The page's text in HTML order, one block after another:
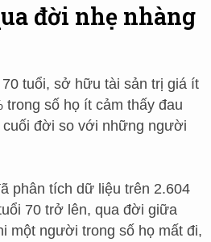
đời nhẹ nhàng
tuổi, sở hữu tài sản trị giá ít
trong số họ ít cảm thấy đau
đời so với những người
phân tích dữ liệu trên 2.604
70 trở lên, qua đời giữa
một người trong số họ mất đi,